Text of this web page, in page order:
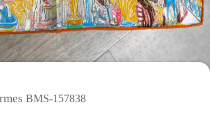
BMS-157838